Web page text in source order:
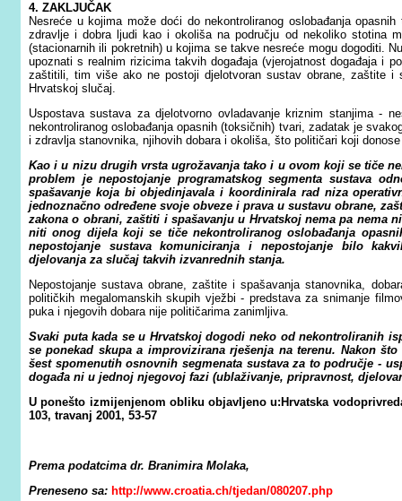
4. ZAKLJUČAK
Nesreće u kojima može doći do nekontroliranog oslobađanja
zdravlje i dobra ljudi kao i okoliša na području od nekoliko stotina
(stacionarnih ili pokretnih) u kojima se takve nesreće mogu dogoditi.
upoznati s realnim rizicima takvih događaja (vjerojatnost događaja i
zaštitili, tim više ako ne postoji djelotvoran sustav obrane, zaštite
Hrvatskoj slučaj.
Uspostava sustava za djelotvorno ovladavanje kriznim stanjima -
nekontroliranog oslobađanja opasnih (toksičnih) tvari, zadatak je
i zdravlja stanovnika, njihovih dobara i okoliša, što političari koji
Kao i u nizu drugih vrsta ugrožavanja tako i u ovom koji se tiče
problem je nepostojanje programatskog segmenta sustava
spašavanje koja bi objedinjavala i koordinirala rad niza
jednoznačno određene svoje obveze i prava u sustavu obrane,
zakona o obrani, zaštiti i spašavanju u Hrvatskoj nema pa nema
niti onog dijela koji se tiče nekontroliranog oslobađanja
nepostojanje sustava komuniciranja i nepostojanje bilo
djelovanja za slučaj takvih izvanrednih stanja.
Nepostojanje sustava obrane, zaštite i spašavanja stanovnika,
političkih megalomanskih skupih vježbi - predstava za snimanje
puka i njegovih dobara nije političarima zanimljiva.
Svaki puta kada se u Hrvatskoj dogodi neko od nekontroliranih
se ponekad skupa a improvizirana rješenja na terenu. Nakon
šest spomenutih osnovnih segmenata sustava za to područje -
događa ni u jednoj njegovoj fazi (ublaživanje, pripravnost,
U ponešto izmijenjenom obliku objavljeno u:Hrvatska
103, travanj 2001, 53-57
Prema podatcima dr. Branimira Molaka,
Preneseno sa: http://www.croatia.ch/tjedan/080207.php